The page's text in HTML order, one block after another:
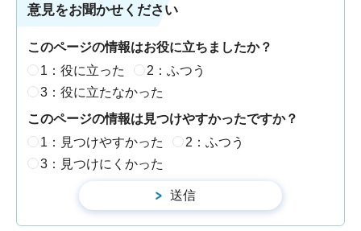
意見をお聞かせください
このページの情報はお役に立ちましたか？
1：役に立った
2：ふつう
3：役に立たなかった
このページの情報は見つけやすかったですか？
1：見つけやすかった
2：ふつう
3：見つけにくかった